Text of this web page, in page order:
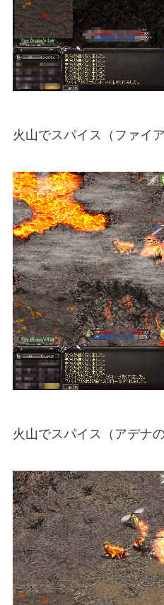
火山でスパイス（ファイ
火山でスパイス（アデナの